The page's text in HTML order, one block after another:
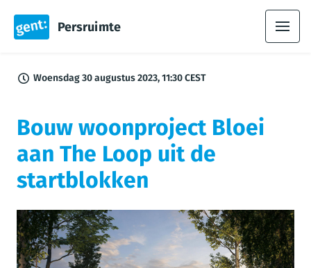
Persruimte
Woensdag 30 augustus 2023, 11:30 CEST
Bouw woonproject Bloei
aan The Loop uit de
startblokken